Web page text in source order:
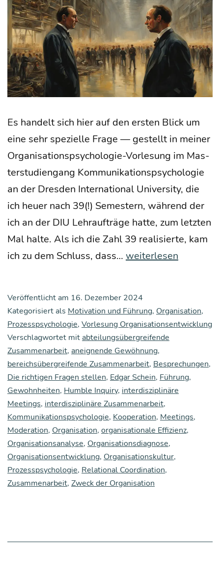
Es han­delt sich hier auf den ers­ten Blick um
eine sehr spe­zi­el­le Fra­ge — gestellt in mei­ner
Orga­­ni­­sa­­ti­ons­­psy­cho­­lo­­gie-Vor­­­le­­sung im Mas­
ter­stu­di­en­gang Kom­mu­ni­ka­ti­ons­psy­cho­lo­gie
an der Dres­den Inter­na­tio­nal Uni­ver­si­ty, die
ich heu­er nach 39(!) Semes­tern, wäh­rend der
ich an der DIU Lehr­auf­trä­ge hat­te, zum letz­ten
Mal hal­te. Als ich die Zahl 39 rea­li­sier­te, kam
ich zu dem Schluss, dass… Wie
niert
der
„inter­
dis­
zi­
pli­
nä­
re
Erst­
kon­
takt“?
weiterlesen
Veröffentlicht am 16. Dezember 2024
Kategorisiert als Motivation und Führung, Organisation,
Prozesspsychologie, Vorlesung Organisationsentwicklung
Verschlagwortet mit abteilungsübergreifende
Zusammenarbeit, aneignende Gewöhnung,
bereichsübergreifende Zusammenarbeit, Besprechungen,
Die richtigen Fragen stellen, Edgar Schein, Führung,
Gewohnheiten, Humble Inquiry, interdisziplinäre
Meetings, interdisziplinäre Zusammenarbeit,
Kommunikationspsychologie, Kooperation, Meetings,
Moderation, Organisation, organisationale Effizienz,
Organisationsanalyse, Organisationsdiagnose,
Organisationsentwicklung, Organisationskultur,
Prozesspsychologie, Relational Coordination,
Zusammenarbeit, Zweck der Organisation